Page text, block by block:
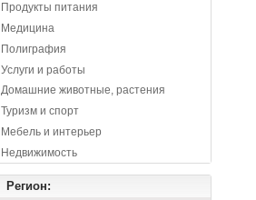
Продукты питания
Медицина
Полиграфия
Услуги и работы
Домашние животные, растения
Туризм и спорт
Мебель и интерьер
Недвижимость
Регион: